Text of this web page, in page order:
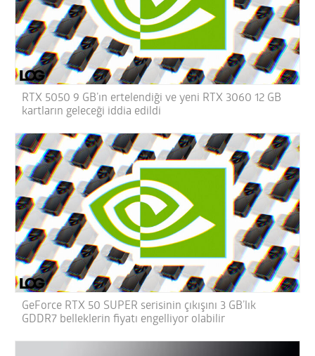
RTX 5050 9 GB’ın ertelendiği ve yeni RTX 3060 12 GB
kartların geleceği iddia edildi
GeForce RTX 50 SUPER serisinin çıkışını 3 GB’lık
GDDR7 belleklerin fiyatı engelliyor olabilir